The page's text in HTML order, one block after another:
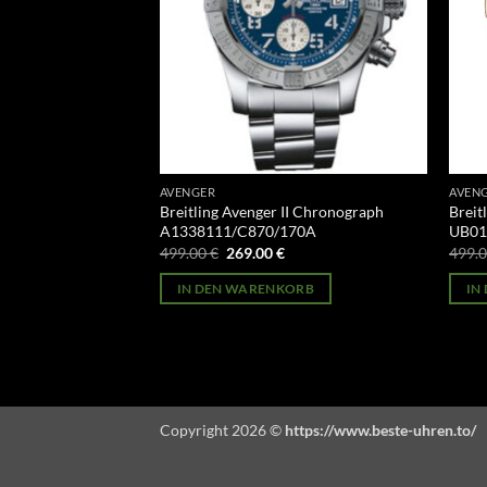
AVENGER
Breitling Avenger II Chronograph
A1338111/C870/170A
499.00€ Ursprünglicher
war:
499.00 €
269.00€Aktueller
ist:
269.00 €.
IN DEN WARENKORB IN
Copyright 2026 © https://www.beste-uhren.to/